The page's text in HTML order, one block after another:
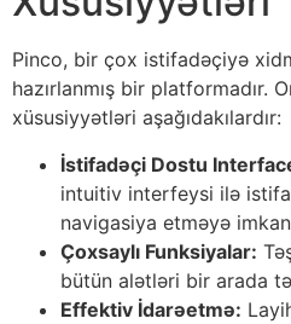
Pinco, bir çox istifadəçiyə
hazırlanmış bir platformadır.
xüsusiyyətləri aşağıdakılardır:
İstifadəçi Dostu
intuitiv interfeysi ilə
navigasiya etməyə imkan
Çoxsaylı Funksiyalar:
bütün alətləri bir arada
Effektiv İdarəetmə: